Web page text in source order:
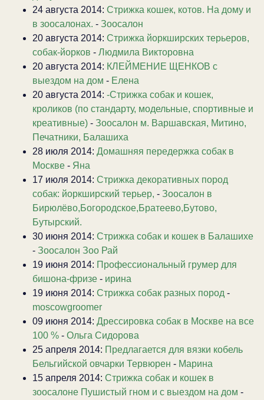
24 августа 2014: Стрижка кошек, котов. На дому и
в зоосалонах. - Зоосалон
20 августа 2014: Стрижка йоркширских терьеров,
собак-йорков - Людмила Викторовна
20 августа 2014: КЛЕЙМЕНИЕ ЩЕНКОВ с
выездом на дом - Елена
20 августа 2014: -Стрижка собак и кошек,
кроликов (по стандарту, модельные, спортивные и
креативные) - Зоосалон м. Варшавская, Митино,
Печатники, Балашиха
28 июля 2014: Домашняя передержка собак в
Москве - Яна
17 июля 2014: Стрижка декоративных пород
собак: йоркширский терьер, - Зоосалон в
Бирюлёво,Богородское,Братеево,Бутово,
Бутырский.
30 июня 2014: Стрижка собак и кошек в Балашихе
- Зоосалон Зоо Рай
19 июня 2014: Профессиональный грумер для
бишона-фризе - ирина
19 июня 2014: Стрижка собак разных пород -
moscowgroomer
09 июня 2014: Дрессировка собак в Москве на все
100 % - Ольга Сидорова
25 апреля 2014: Предлагается для вязки кобель
Бельгийской овчарки Тервюрен - Марина
15 апреля 2014: Стрижка собак и кошек в
зоосалоне Пушистый гном и с выездом на дом -